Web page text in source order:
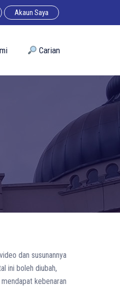
Akaun Saya
︎ Carian
dan susunannya
ini boleh diubah,
kebenaran